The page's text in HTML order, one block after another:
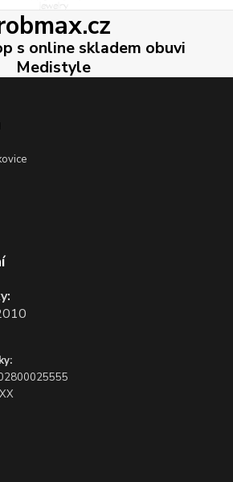
s online skladem obuvi
Medistyle